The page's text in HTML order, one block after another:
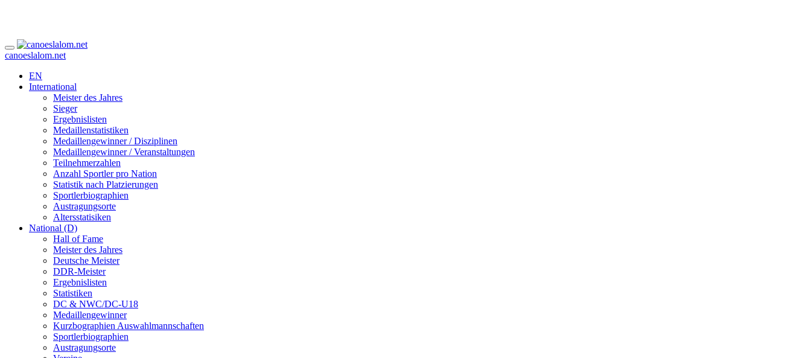
canoeslalom.net
EN
International
Meister des Jahres
Sieger
Ergebnislisten
Medaillenstatistiken
Medaillengewinner / Disziplinen
Medaillengewinner / Veranstaltungen
Teilnehmerzahlen
Anzahl Sportler pro Nation
Statistik nach Platzierungen
Sportlerbiographien
Austragungsorte
Altersstatisiken
National (D)
Hall of Fame
Meister des Jahres
Deutsche Meister
DDR-Meister
Ergebnislisten
Statistiken
DC & NWC/DC-U18
Medaillengewinner
Kurzbographien Auswahlmannschaften
Sportlerbiographien
Austragungsorte